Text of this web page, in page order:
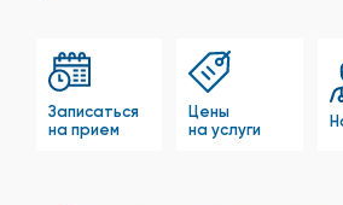
Записаться
на прием
Цены
на услуги